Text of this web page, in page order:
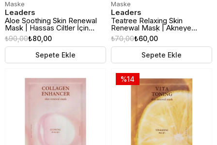
Maske
Leaders
Aloe Soothing Skin Renewal
Mask | Hassas Ciltler İçin
Yatıştırıcı Kağıt Maske
₺80,00
₺90,00
Sepete Ekle
Maske
Leaders
Teatree Relaxing Skin
Renewal Mask | Akneye
Eğilimli Ciltler İçin Çay Ağacı
Özlü Rahatlatıcı Kağıt Maske
₺60,00
₺70,00
Sepete Ekle
%14